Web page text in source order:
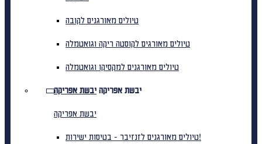
טיולים מאורגנים לקובה
טיולים מאורגים לקוסטה ריקה וגואטמלה
טיולים מאורגנים למקסיקו וגואטמלה
יבשת אפריקה יבשת אפריקה
יבשת אפריקה
טיולים מאורגנים לזנזיבר - בטיסות ישירות!